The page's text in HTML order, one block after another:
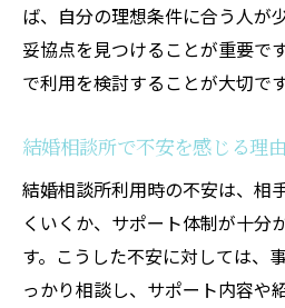
ば、自分の理想条件に合う人が
妥協点を見つけることが重要で
で利用を検討することが大切です
結婚相談所で不安を感じる理
結婚相談所利用時の不安は、相
くいくか、サポート体制が十分
す。こうした不安に対しては、
っかり相談し、サポート内容や